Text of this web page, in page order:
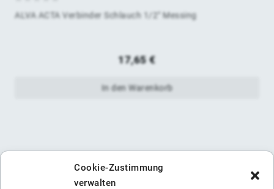
Cookie-Zustimmung
verwalten
ALVA ACTA Verbinder Schlauch 1/2" Messing
17,65€
In den Warenkorb